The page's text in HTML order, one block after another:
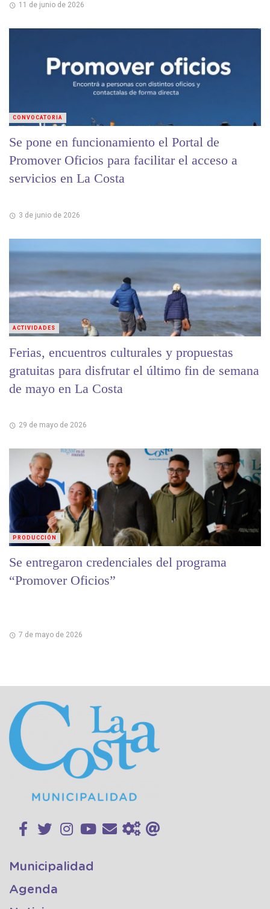
11 de junio de 2026
Se pone en funcionamiento el Portal de
Promover Oficios para facilitar el acceso a
servicios en La Costa
3 de junio de 2026
CONVOCATORIA
Ferias, encuentros culturales y propuestas
gratuitas para disfrutar el último fin de semana
de mayo en La Costa
29 de mayo de 2026
ACTIVIDADES
Se entregaron credenciales del programa
“Promover Oficios”
7 de mayo de 2026
PRODUCCIÓN
Municipalidad
Agenda